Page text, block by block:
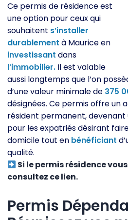
Ce permis de résidence est
une option pour ceux qui
souhaitent s’installer
durablement à Maurice en
investissant dans
l’immobilier. Il est valable
aussi longtemps que l’on
d’une valeur minimale de 375
désignées. Ce permis offre un
résident permanent, devenant
pour les expatriés désirant
domicile tout en bénéficiant
qualité.
Si le permis résidence
consultez ce lien.
Permis